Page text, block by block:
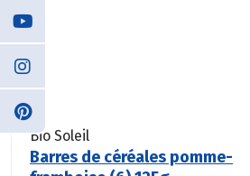
Bio Soleil
Barres de céréales pomme-